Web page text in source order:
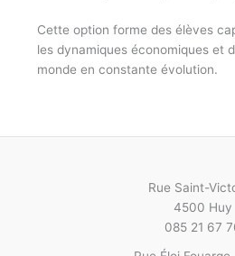
Cette option forme des élèves
les dynamiques économiques et
monde en constante évolution.
Rue Saint-
4500 Huy
085 21 67